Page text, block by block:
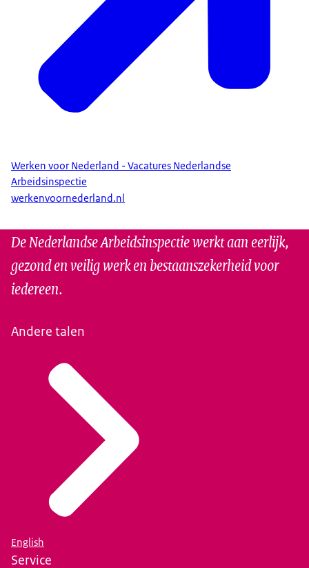
Werken voor Nederland - Vacatures Nederlandse
Arbeidsinspectie
werkenvoornederland.nl
De Nederlandse Arbeidsinspectie werkt aan eerlijk,
gezond en veilig werk en bestaanszekerheid voor
iedereen.
Andere talen
English
Service